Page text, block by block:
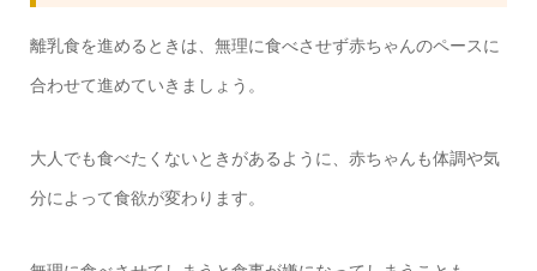
離乳食を進めるときは、無理に食べさせず赤ちゃんのペースに
合わせて進めていきましょう。
大人でも食べたくないときがあるように、赤ちゃんも体調や気
分によって食欲が変わります。